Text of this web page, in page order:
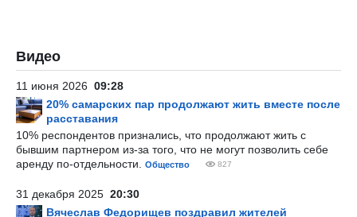
Видео
11 июня 2026 09:28
20% самарских пар продолжают жить вместе после
расставания
10% респондентов признались, что продолжают жить с
бывшим партнером из-за того, что не могут позволить себе
аренду по-отдельности.
Общество 827
31 декабря 2025 20:30
Вячеслав Федорищев поздравил жителей